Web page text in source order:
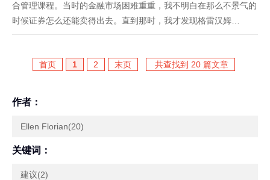
合管理课程。当时的金融市场困难重重，我不明白在那么不景气的
时候证券怎么还能卖得出去。直到那时，我才发现格雷汉姆
（Graham）和多德（Dodd）合著的《证券分析》（Security
首页
1 2 末页 共查找到 20 篇文章
作者：
Ellen Florian(20)
关键词：
建议(2)